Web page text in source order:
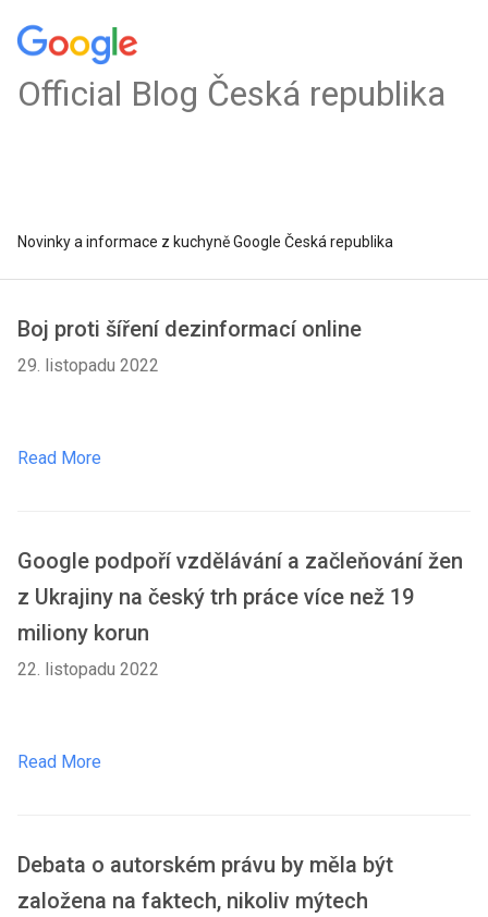
Official Blog Česká republika
Novinky a informace z kuchyně Google Česká republika
Boj proti šíření dezinformací online
29. listopadu 2022
Read More
Google podpoří vzdělávání a začleňování žen
z Ukrajiny na český trh práce více než 19
miliony korun
22. listopadu 2022
Read More
Debata o autorském právu by měla být
založena na faktech, nikoliv mýtech